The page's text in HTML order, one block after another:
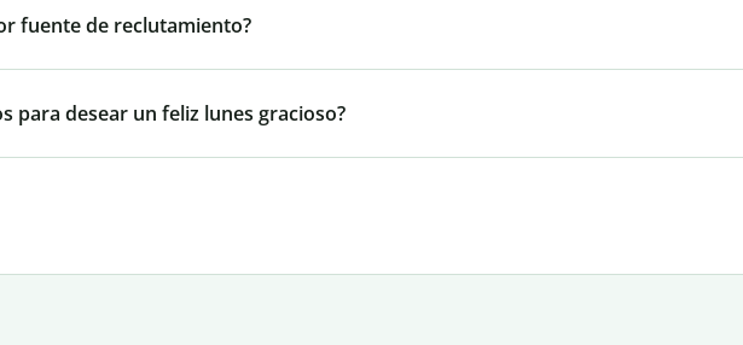
fuente de reclutamiento?
para desear un feliz lunes gracioso?